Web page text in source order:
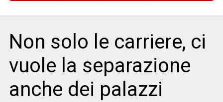
Non solo le carriere, ci
vuole la separazione
anche dei palazzi